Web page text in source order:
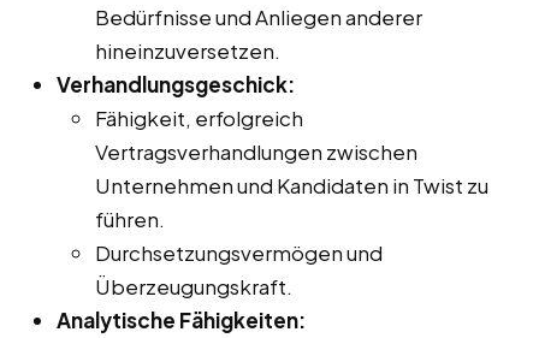
Bedürfnisse und Anliegen anderer
hineinzuversetzen.
Verhandlungsgeschick:
Fähigkeit, erfolgreich
Vertragsverhandlungen zwischen
Unternehmen und Kandidaten in Twist zu
führen.
Durchsetzungsvermögen und
Überzeugungskraft.
Analytische Fähigkeiten: